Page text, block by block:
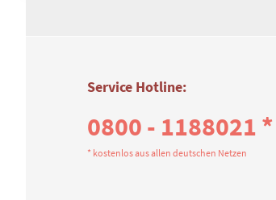
Service Hotline:
0800 - 1188021 *
* kostenlos aus allen deutschen Netzen